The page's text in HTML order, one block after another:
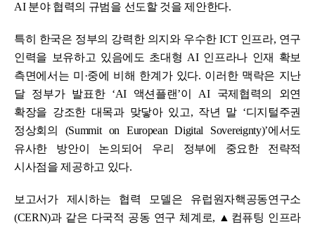
AI 분야 협력의 규범을 선도할 것을 제안한다.
특히 한국은 정부의 강력한 의지와 우수한 ICT 인프라, 연구
인력을 보유하고 있음에도 초대형 AI 인프라나 인재 확보
측면에서는 미·중에 비해 한계가 있다. 이러한 맥락은 지난
달 정부가 발표한 ‘AI 액션플랜’이 AI 국제협력의 외연
확장을 강조한 대목과 맞닿아 있고, 작년 말 ‘디지털주권
정상회의 (Summit on European Digital Sovereignty)’에서도
유사한 방안이 논의되어 우리 정부에 중요한 전략적
시사점을 제공하고 있다.
보고서가 제시하는 협력 모델은 유럽원자핵공동연구소
(CERN)과 같은 다국적 공동 연구 체계로, ▲컴퓨팅 인프라